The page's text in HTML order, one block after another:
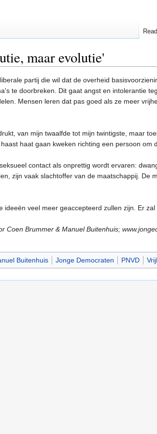
maar evolutie'
partij die wil dat de overheid
te doorbreken. Dit gaat angst en intolerantie
Mensen leren dat pas goed als ze meer
van mijn twaalfde tot mijn twintigste, maar
haat gaan kweken richting een persoon om
contact als onprettig wordt ervaren:
zijn vaak slachtoffer van de maatschappij. De
veel meer geaccepteerd zullen zijn. Er
Coen Brummer & Manuel Buitenhuis;
Buitenhuis Jonge Democraten PNVD
Read